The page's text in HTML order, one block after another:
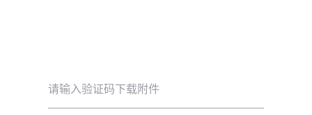
请输入验证码下载附件